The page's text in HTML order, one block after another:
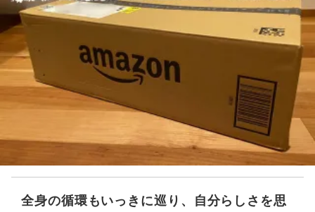
全身の循環もいっきに巡り、自分らしさを思